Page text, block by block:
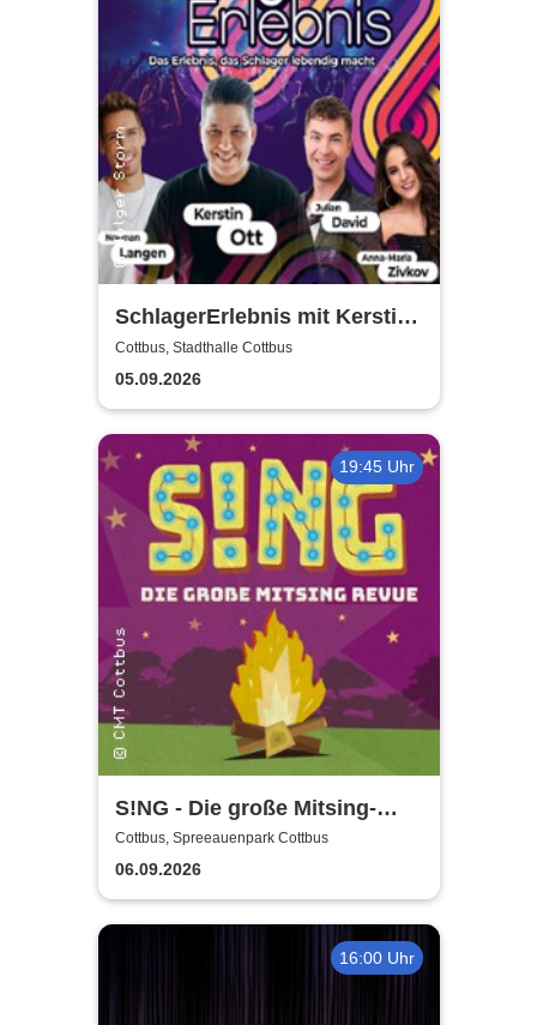
SchlagerErlebnis mit Kerstin
Ott u.v.a. - Kerstin Ott,
Norman Langen, Julian David
Cottbus, Stadthalle Cottbus
05.09.2026
19:45 Uhr
S!NG - Die große Mitsing-
Revue
Cottbus, Spreeauenpark Cottbus
06.09.2026
16:00 Uhr